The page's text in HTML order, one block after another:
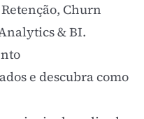
, Churn
& BI.
e descubra como